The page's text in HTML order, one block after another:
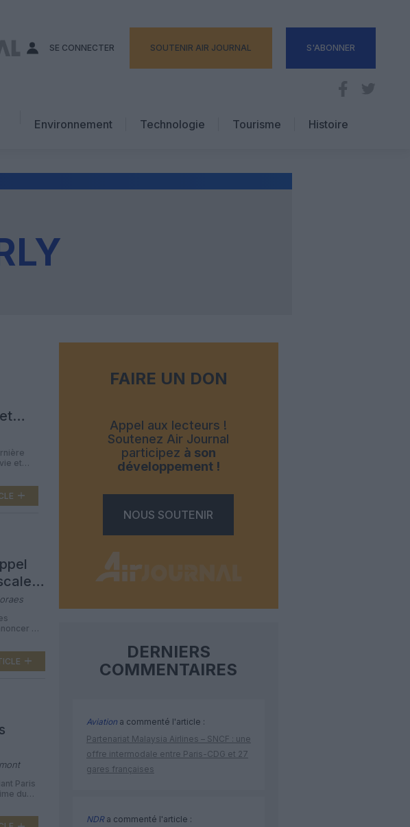
SE CONNECTER SOUTENIR AIR JOURNAL S'ABONNER
Environnement Technologie
Tourisme
Hôtellerie
Histoire
et
avril,
en
2025.
Paris
du
Île-de-
chuté
FAIRE UN DON
Appel aux lecteurs !
Soutenez Air Journal
participez à son
développement !
NOUS SOUTENIR
DERNIERS
COMMENTAIRES
Aviation a commenté l'article :
Partenariat Malaysia Airlines – SNCF : une
offre intermodale entre Paris-CDG et 27
gares françaises
NDRa commenté l'article :